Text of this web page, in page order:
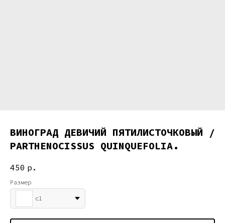
ВИНОГРАД ДЕВИЧИЙ ПЯТИЛИСТОЧКОВЫЙ /
PARTHENOCISSUS QUINQUEFOLIA.
450 р.
Размер
с1